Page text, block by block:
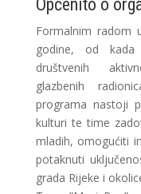
Općenito o
Formalnim radom
godine, od
društvenih
glazbenih
programa nastoji
kulturi te time
mladih, omogućiti
potaknuti
grada Rijeke i